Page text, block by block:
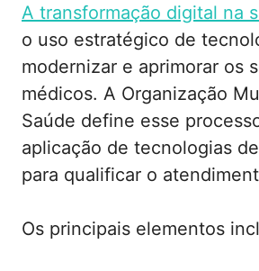
A transformação digital na
o uso estratégico de
modernizar e aprimorar os
médicos. A Organização
Saúde define esse
aplicação de tecnologias
para qualificar o
Os principais elementos